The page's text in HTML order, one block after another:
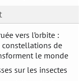
vers l’orbite :
constellations de
le monde
sur les insectes